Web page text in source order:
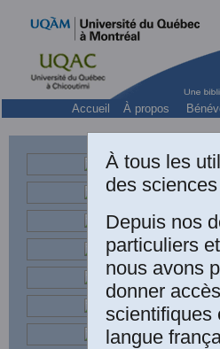
Accueil À propos
À tous les
des
Depuis nos
particuliers
nous avons
donner
scientifiques
langue